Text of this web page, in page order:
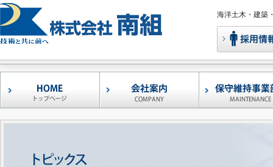
海洋土木・建築
コンクリート補修
マーセメントモル
「エフモル」
鉄筋腐食抑制型ポ
セメントモルタル
ケン」
早強型エフモル
左官アシスト
レーザー凹凸測定
港湾・漁港構造物
・補強工法
形状自在褄枠
移動式足場
バンカーサイロ補
ウォータージェッ
調査・診断
補修工事